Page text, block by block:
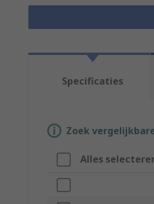
Specificaties
Zoek
Alles